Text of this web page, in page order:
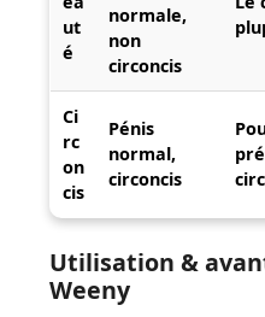
ut
é
normale,
non
circoncis
Ci
rc
on
cis
Pénis
normal,
circoncis
Utilisation &
Weeny